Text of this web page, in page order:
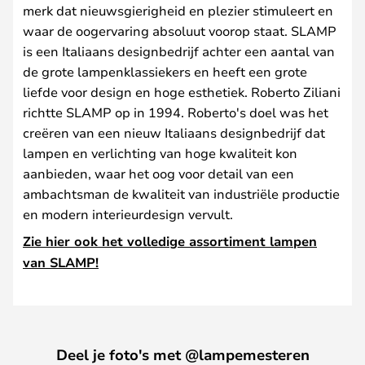
merk dat nieuwsgierigheid en plezier stimuleert en
waar de oogervaring absoluut voorop staat. SLAMP
is een Italiaans designbedrijf achter een aantal van
de grote lampenklassiekers en heeft een grote
liefde voor design en hoge esthetiek. Roberto Ziliani
richtte SLAMP op in 1994. Roberto's doel was het
creëren van een nieuw Italiaans designbedrijf dat
lampen en verlichting van hoge kwaliteit kon
aanbieden, waar het oog voor detail van een
ambachtsman de kwaliteit van industriële productie
en modern interieurdesign vervult.
Zie hier ook het volledige assortiment lampen
van SLAMP!
Deel je foto's met @lampemesteren